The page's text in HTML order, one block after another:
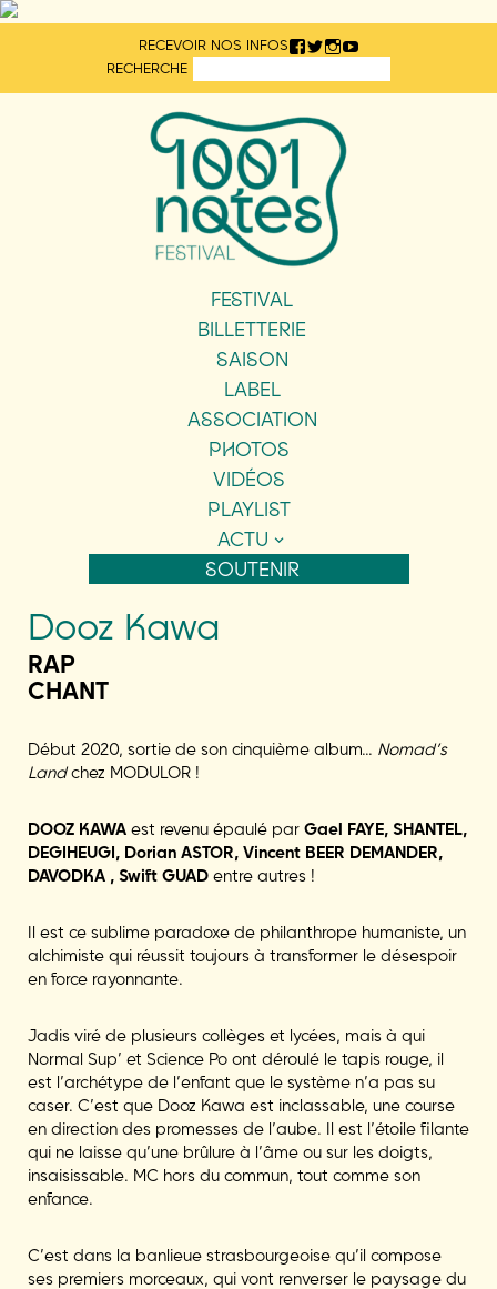
RECEVOIR NOS INFOS
RECHERCHE
FESTIVAL
BILLETTERIE
SAISON
LABEL
ASSOCIATION
PHOTOS
VIDÉOS
PLAYLIST
ACTU
SOUTENIR
Dooz Kawa
RAP
CHANT
Début 2020, sortie de son cinquième album… Nomad’s
Landchez MODULOR !
DOOZ KAWA est revenu épaulé par Gael FAYE, SHANTEL,
DEGIHEUGI, Dorian ASTOR, Vincent BEER DEMANDER,
DAVODKA , Swift GUAD entre autres !
Il est ce sublime paradoxe de philanthrope humaniste, un
alchimiste qui réussit toujours à transformer le désespoir
en force rayonnante.
Jadis viré de plusieurs collèges et lycées, mais à qui
Normal Sup’ et Science Po ont déroulé le tapis rouge, il
est l’archétype de l’enfant que le système n’a pas su
caser. C’est que Dooz Kawa est inclassable, une course
en direction des promesses de l’aube. Il est l’étoile filante
qui ne laisse qu’une brûlure à l’âme ou sur les doigts,
insaisissable. MC hors du commun, tout comme son
enfance.
C’est dans la banlieue strasbourgeoise qu’il compose
ses premiers morceaux, qui vont renverser le paysage du